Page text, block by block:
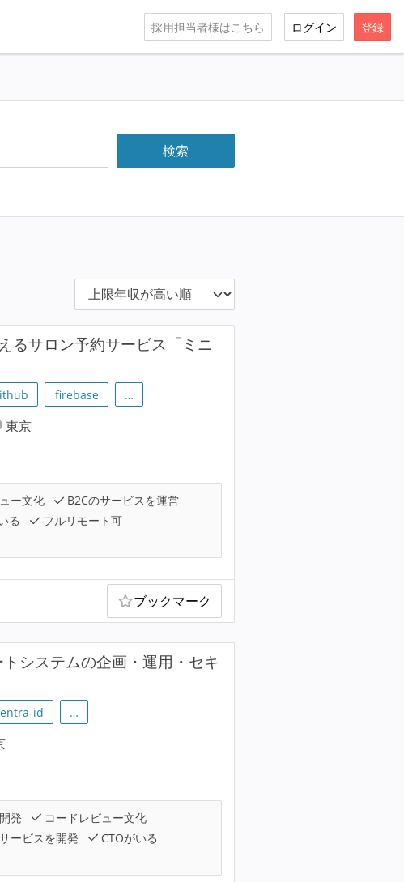
採用担当者様はこちら ログイン 登録
るサロン予約サービス「ミニ
firebase …
東京
ー文化
B2Cのサービスを運営
る
フルリモート可
ブックマーク
システムの企画・運用・セキ
entra-id …
発
コードレビュー文化
ービスを開発
CTOがいる